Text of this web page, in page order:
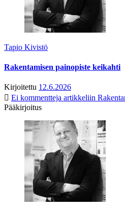
Tapio Kivistö
Rakentamisen painopiste keikahti
Kirjoitettu 12.6.2026
Ei kommentteja artikkeliin
Pääkirjoitus